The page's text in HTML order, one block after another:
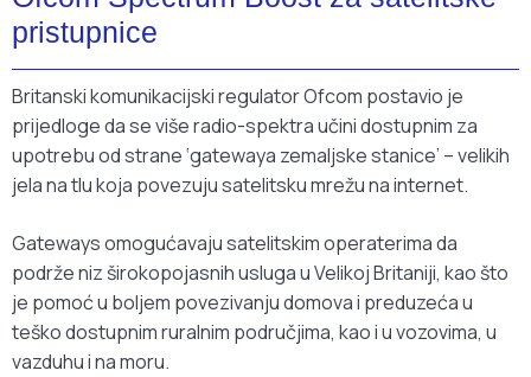
pristupnice
Britanski komunikacijski regulator Ofcom postavio je
prijedloge da se više radio-spektra učini dostupnim za
upotrebu od strane ‘gatewaya zemaljske stanice’ – velikih
jela na tlu koja povezuju satelitsku mrežu na internet.
Gateways omogućavaju satelitskim operaterima da
podrže niz širokopojasnih usluga u Velikoj Britaniji, kao što
je pomoć u boljem povezivanju domova i preduzeća u
teško dostupnim ruralnim područjima, kao i u vozovima, u
vazduhu i na moru.